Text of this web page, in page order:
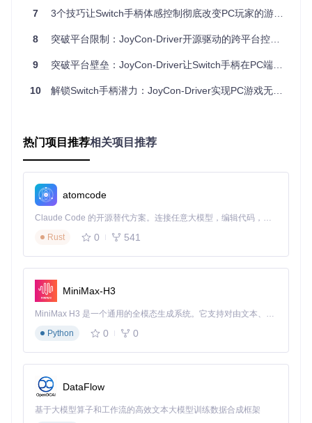
同时按住Joy-Con手柄的SYNC键和SL/SR键3秒
观察指示灯：呈双闪状态表示进入配对模式
松开按键，保持手柄在PC蓝牙范围内（建议距离<1米）
完成PC蓝牙连接配置
打开Windows设置 → 设备 → 蓝牙和其他设备
点击连接，等待系统完成驱动安装（约10-15秒）
验证设备连接状态
// 核心连接检测代码片段
bool
IsJoyConConnected()
{
bool
connected = (devs !=
hid_free_enumeration(devs);
return connected;
执行上述代码后返回true，表明手柄已成功连接。此时Joy-Co
深度优化：性能调优与参数配置
配置参数对照表
值
7 3个技巧让Switch手柄体感控制彻底改变PC玩家的游戏体验 - JoyCon-Driver完全指南
8 突破平台限制：JoyCon-Driver开源驱动的跨平台控制创新应用
9 突破平台壁垒：JoyCon-Driver让Switch手柄在PC端焕发新生的完全指南
10 解锁Switch手柄潜力：JoyCon-Driver实现PC游戏无缝衔接
热门项目推荐相关项目推荐
atomcode
Claude Code 的开源替代方案。连接任意大模型，编辑代码，运行命令，自动验证 — 全自动执行。用 Rust 构建，极致性能。 ｜ An open-source alternative to Claude Code. Connect any LLM, edit code, run commands, and verify changes — autonomously. Built in Rust for speed. Get Started
Rust
0 541
MiniMax-H3
MiniMax H3 是一个通用的全模态生成系统。它支持对由文本、图像、视频和音频组成的多模态上下文进行统一理解，并能生成分辨率高达 2K、时长可达 15 秒的带原生立体声音频的视频。得益于面向任务泛化的系统设计，H3 在预训练阶段就已具备广泛的多模态上下文理解与生成能力，能够出色地执行复杂的多模态指令。
Python
0 0
DataFlow
基于大模型算子和工作流的高效文本大模型训练数据合成框架